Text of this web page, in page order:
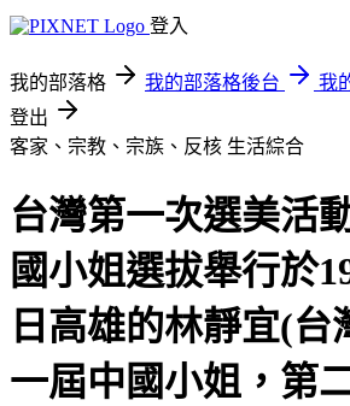
登入
我的部落格 我的部落格後台
我
登出
客家、宗教、宗族、反核 生活綜合
台灣第一次選美活
國小姐選拔舉行於
日高雄的林靜宜(台
一屆中國小姐，第